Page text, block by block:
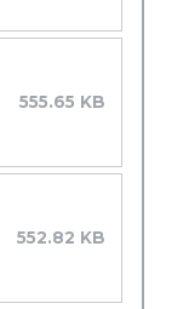
555.65 KB
552.82 KB